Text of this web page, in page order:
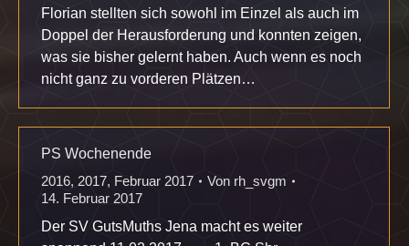
Florian stellten sich sowohl im Einzel als auch im
Doppel der Herausforderung und konnten zeigen,
was sie bisher gelernt haben. Auch wenn es noch
nicht ganz zu vorderen Plätzen…
PS Wochenende
2016, 2017, Februar 2017 Von rh_svgm
14. Februar 2017
Der SV GutsMuths Jena macht es weiter